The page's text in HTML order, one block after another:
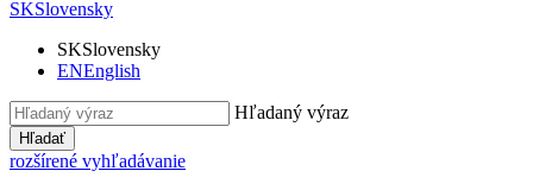
SKSlovensky
SKSlovensky
ENEnglish
Hľadaný výraz
Hľadať
rozšírené vyhľadávanie